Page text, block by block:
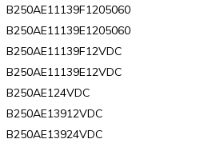
B250AE11139F1205060
B250AE11139E1205060
B250AE11139F12VDC
B250AE11139E12VDC
B250AE124VDC
B250AE13912VDC
B250AE13924VDC